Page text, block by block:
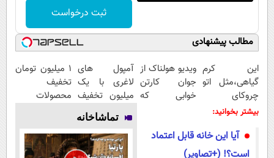
ثبت درخواست
مطالب پیشنهادی
این کرم
گیاهی،مثل اتو
چروکای
پوستتوصاف
ویدیو هولناک از
جوان کارتن
خوابی که
آمپول های
لاغری با یک
میلیون تخفیف
| ارسال از
داروخانه های
معتبر
۱ میلیون تومان
تخفیف
محصولات
شروع کاهش
وزن
بیشتر بخوانید:
آیا این خانه قابل اعتماد
است؟! (+تصاویر)
تماشاخانه